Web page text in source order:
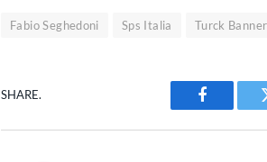
Fabio Seghedoni Sps Italia Turck Banner
SHARE.
Facebook